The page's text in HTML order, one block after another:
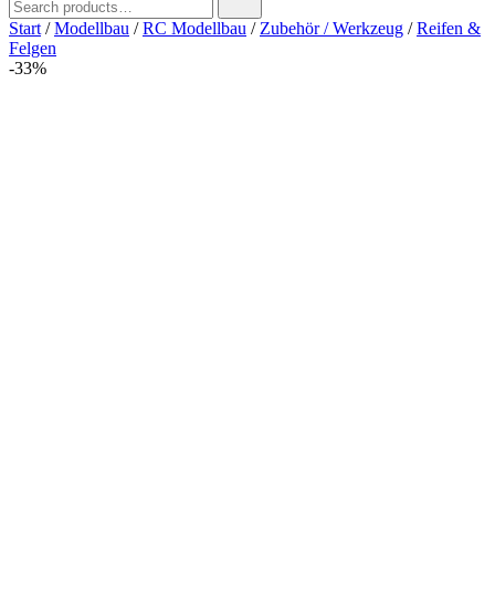
for:
Start /Modellbau /RC Modellbau / Zubehör / Werkzeug /Reifen &
Felgen
-33%